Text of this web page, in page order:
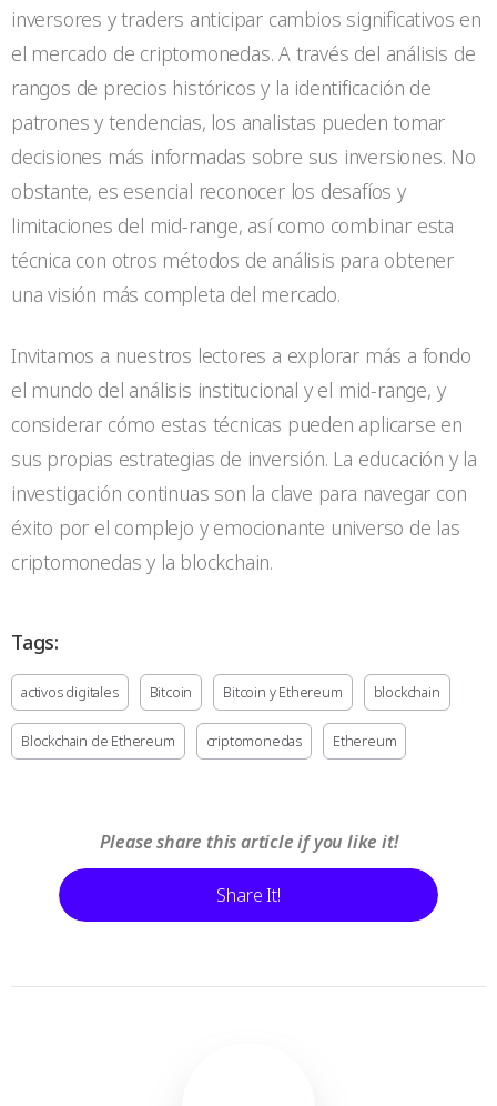
inversores y traders anticipar cambios significativos en
el mercado de criptomonedas. A través del análisis de
rangos de precios históricos y la identificación de
patrones y tendencias, los analistas pueden tomar
decisiones más informadas sobre sus inversiones. No
obstante, es esencial reconocer los desafíos y
limitaciones del mid-range, así como combinar esta
técnica con otros métodos de análisis para obtener
una visión más completa del mercado.
Invitamos a nuestros lectores a explorar más a fondo
el mundo del análisis institucional y el mid-range, y
considerar cómo estas técnicas pueden aplicarse en
sus propias estrategias de inversión. La educación y la
investigación continuas son la clave para navegar con
éxito por el complejo y emocionante universo de las
criptomonedas y la blockchain.
Tags:
activos digitales Bitcoin Bitcoin y Ethereum blockchain
Blockchain de Ethereum criptomonedas Ethereum
Please share this article if you like it!
Share It!